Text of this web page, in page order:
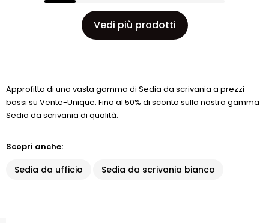
Vedi più prodotti
Approfitta di una vasta gamma di Sedia da scrivania a prezzi
bassi su Vente-Unique. Fino al 50% di sconto sulla nostra gamma
Sedia da scrivania di qualità.
Scopri anche:
Sedia da ufficio Sedia da scrivania bianco